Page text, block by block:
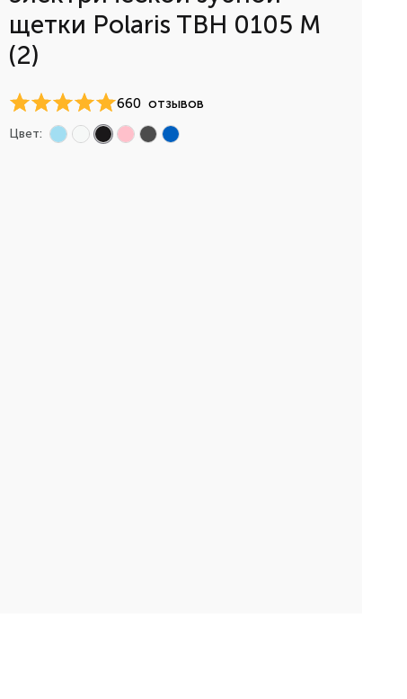
щетки Polaris TBH 0105 M
(2)
660 отзывов
Цвет: